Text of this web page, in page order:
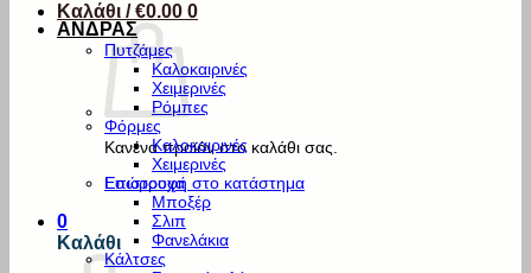
Καλάθι /€0.00 0
Κανένα προϊόν στο καλάθι σας.
Επιστροφή στο κατάστημα
0
Καλάθι
ΑΝΔΡΑΣ
Πυτζάμες
Καλοκαιρινές
Χειμερινές
Ρόμπες
Φόρμες
Καλοκαιρινές
Χειμερινές
Εσώρουχα
Μποξέρ
Σλιπ
Φανελάκια
Κάλτσες